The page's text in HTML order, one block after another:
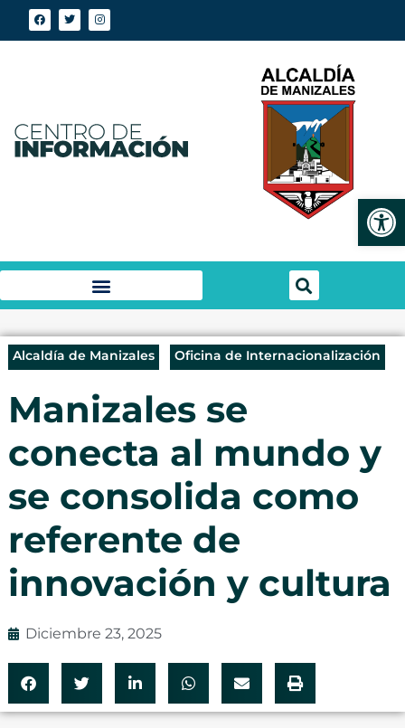
Alcaldía de Manizales Oficina de Internacionalización
Manizales se
conecta al mundo y
se consolida como
referente de
innovación y cultura
Diciembre 23, 2025